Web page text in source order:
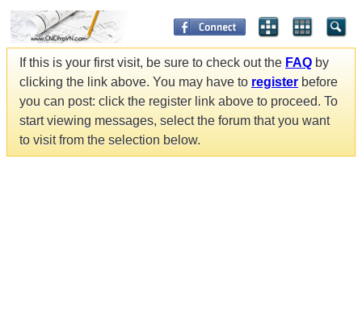
If this is your first visit, be sure to check out the FAQ by
clicking the link above. You may have to register before
you can post: click the register link above to proceed. To
start viewing messages, select the forum that you want
to visit from the selection below.